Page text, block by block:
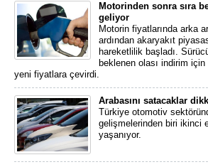
Motorinden sonra sıra
geliyor
Motorin fiyatlarında arka
ardından akaryakıt
hareketlilik başladı.
beklenen olası indirim
yeni fiyatlara çevirdi.
Arabasını satacaklar
Türkiye otomotiv
gelişmelerinden biri ikinci
yaşanıyor.